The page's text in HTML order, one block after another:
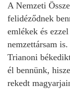
A Nemzeti
felidéződnek
emlékek és
nemzettársam
Trianoni
él bennünk,
rekedt